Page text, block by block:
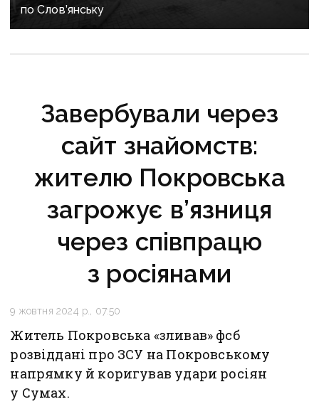
по Слов’янську
Завербували через
сайт знайомств:
жителю Покровська
загрожує в’язниця
через співпрацю
з росіянами
9 жовтня 2024 р., 07:50
Житель Покровська «зливав» фсб
розвіддані про ЗСУ на Покровському
напрямку й коригував удари росіян
у Сумах.